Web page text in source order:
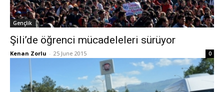
Gençlik
Şili’de öğrenci mücadeleleri sürüyor
Kenan Zorlu - 25 June 2015 0